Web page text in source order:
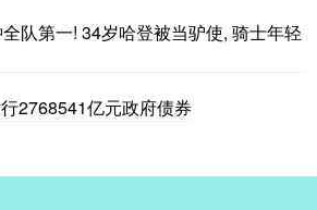
队第一! 34岁哈登被当驴使, 骑士年轻
2768541亿元政府债券